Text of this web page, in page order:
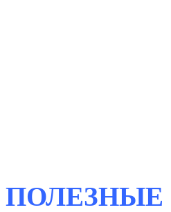
ПОЛЕЗНЫЕ